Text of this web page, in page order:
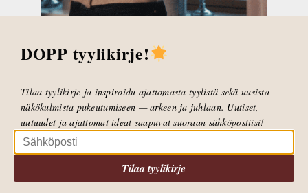
DOPP tyylikirje!
Tilaa tyylikirje ja inspiroidu ajattomasta tyylistä sekä uusista
näkökulmista pukeutumiseen — arkeen ja juhlaan. Uutiset,
uutuudet ja ajattomat ideat saapuvat suoraan sähköpostiisi!
Tilaa tyylikirje